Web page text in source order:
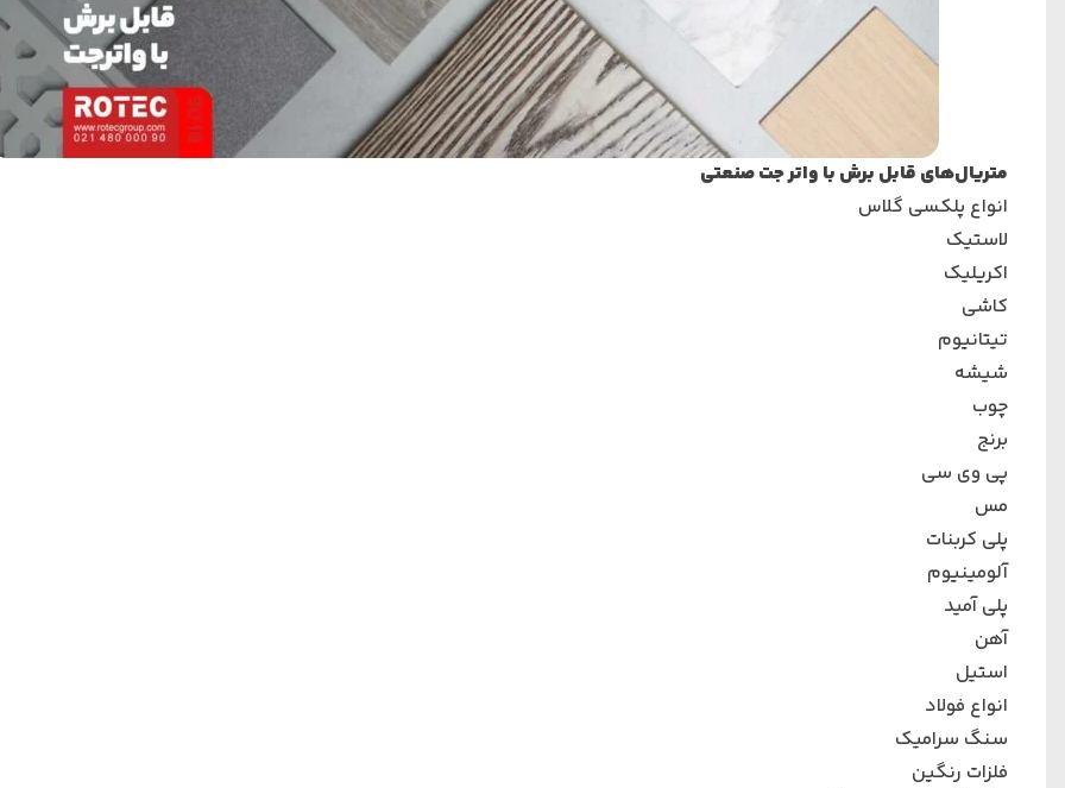
متریال‌های قابل برش با واتر جت صنعتی
انواع پلکسی گلاس
لاستیک
اکریلیک
کاشی
تیتانیوم
شیشه
چوب
برنج
پی وی سی
مس
پلی کربنات
آلومینیوم
پلی آمید
آهن
استیل
انواع فولاد
سنگ سرامیک
فلزات رنگین